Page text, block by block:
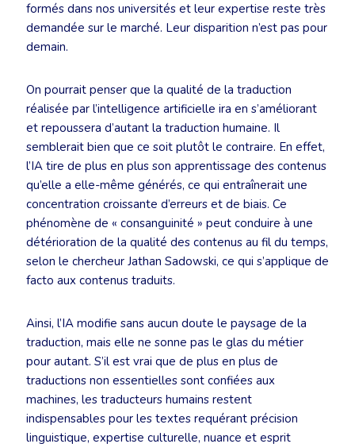
formés dans nos universités et leur expertise reste très
demandée sur le marché. Leur disparition n’est pas pour
demain.
On pourrait penser que la qualité de la traduction
réalisée par l’intelligence artificielle ira en s’améliorant
et repoussera d’autant la traduction humaine. Il
semblerait bien que ce soit plutôt le contraire. En effet,
l’IA tire de plus en plus son apprentissage des contenus
qu’elle a elle-même générés, ce qui entraînerait une
concentration croissante d’erreurs et de biais. Ce
phénomène de « consanguinité » peut conduire à une
détérioration de la qualité des contenus au fil du temps,
selon le chercheur Jathan Sadowski, ce qui s’applique de
facto aux contenus traduits.
Ainsi, l’IA modifie sans aucun doute le paysage de la
traduction, mais elle ne sonne pas le glas du métier
pour autant. S’il est vrai que de plus en plus de
traductions non essentielles sont confiées aux
machines, les traducteurs humains restent
indispensables pour les textes requérant précision
linguistique, expertise culturelle, nuance et esprit